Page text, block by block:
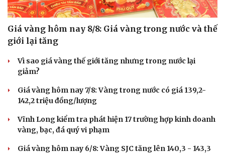
Giá vàng hôm nay 8/8: Giá vàng trong nước và thế
giới lại tăng
Vì sao giá vàng thế giới tăng nhưng trong nước lại
giảm?
Giá vàng hôm nay 7/8: Vàng trong nước có giá 139,2-
142,2 triệu đồng/lượng
Vĩnh Long kiểm tra phát hiện 17 trường hợp kinh doanh
vàng, bạc, đá quý vi phạm
Giá vàng hôm nay 6/8: Vàng SJC tăng lên 140,3 - 143,3